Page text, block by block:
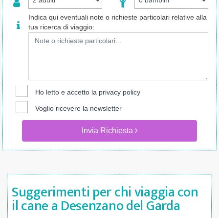
Indica qui eventuali note o richieste particolari relative alla
tua ricerca di viaggio:
Ho letto e accetto la privacy policy
Voglio ricevere la newsletter
Invia Richiesta
Suggerimenti per chi viaggia con
il cane a Desenzano del Garda